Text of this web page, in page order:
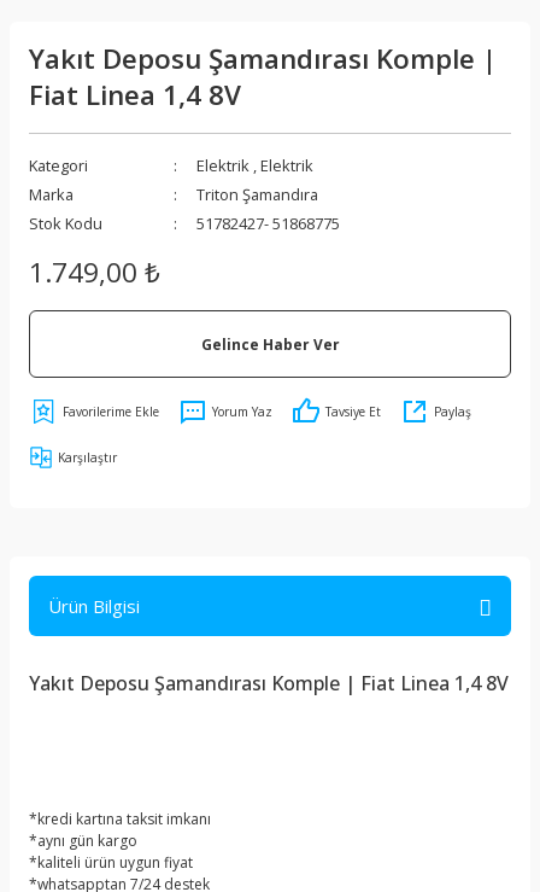
Yakıt Deposu Şamandırası Komple |
Fiat Linea 1,4 8V
Kategori Elektrik ,Elektrik
Marka
Triton Şamandıra
Stok Kodu
51782427- 51868775
1.749,00 ₺
Gelince Haber Ver
Yorum Yaz Tavsiye Et Paylaş
Karşılaştır
Ürün Bilgisi
Yakıt Deposu Şamandırası Komple | Fiat Linea 1,4 8V
*kredi kartına taksit imkanı
*aynı gün kargo
*kaliteli ürün uygun fiyat
*whatsapptan 7/24 destek